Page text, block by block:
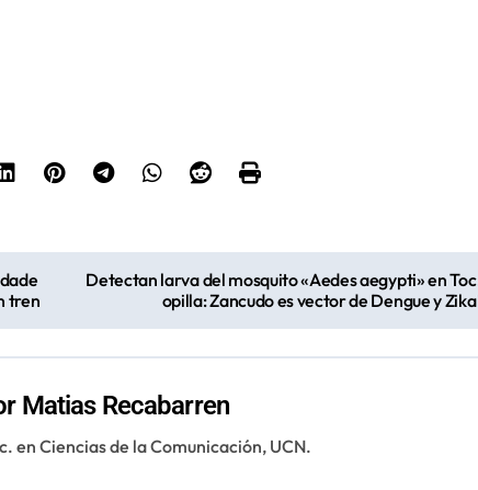
tren
Detectan larva del mosquito «Aedes aegypti» en Toc
opilla: Zancudo es vector de Dengue y Zika
Matias Recabarren
en Ciencias de la Comunicación, UCN.